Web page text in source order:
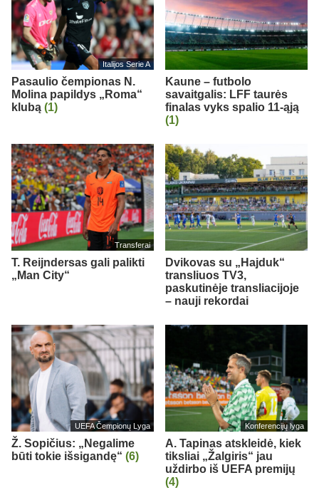
Italijos Serie A
Pasaulio čempionas N.
Molina papildys „Roma“
klubą (1)
Kaune – futbolo
savaitgalis: LFF taurės
finalas vyks spalio 11-ąją
(1)
Transferai
T. Reijndersas gali palikti
„Man City“
Dvikovas su „Hajduk“
transliuos TV3,
paskutinėje transliacijoje
– nauji rekordai
UEFA Čempionų Lyga
Ž. Sopičius: „Negalime
būti tokie išsigandę“ (6)
Konferencijų lyga
A. Tapinas atskleidė, kiek
tiksliai „Žalgiris“ jau
uždirbo iš UEFA premijų
(4)